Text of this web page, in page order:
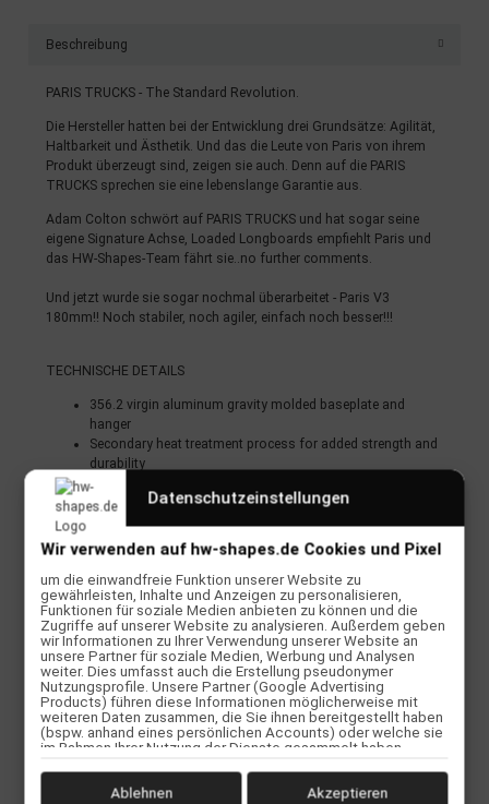
Beschreibung
PARIS TRUCKS - The Standard Revolution.
Die Hersteller hatten bei der Entwicklung drei Grundsätze: Agilität,
Haltbarkeit und Ästhetik. Und das die Leute von Paris von ihrem
Produkt überzeugt sind, zeigen sie auch. Denn auf die PARIS
TRUCKS sprechen sie eine lebenslange Garantie aus.
Adam Colton schwört auf PARIS TRUCKS und hat sogar seine
eigene Signature Achse, Loaded Longboards empfiehlt Paris und
das HW-Shapes-Team fährt sie..no further comments.
Und jetzt wurde sie sogar nochmal überarbeitet - Paris V3
180mm!! Noch stabiler, noch agiler, einfach noch besser!!!
TECHNISCHE DETAILS
356.2 virgin aluminum gravity molded baseplate and
hanger
Secondary heat treatment process for added strength and
durability
Faced Hangers
Branded Grade 8 steel axles and kingpins
6-hole baseplate drilled both new school and old school
Divine 90a Urethane bushing formula for ultimate rebound
and vibration dampening
*Adam Colton trucks are built with 86a Divine bushings
Available in multiple colorways
Guaranteed for Life!!!
Datenschutzeinstellungen
Wir verwenden auf hw-shapes.de Cookies und Pixel
um die einwandfreie Funktion unserer Website zu
gewährleisten, Inhalte und Anzeigen zu personalisieren,
Funktionen für soziale Medien anbieten zu können und die
Zugriffe auf unserer Website zu analysieren. Außerdem geben
wir Informationen zu Ihrer Verwendung unserer Website an
unsere Partner für soziale Medien, Werbung und Analysen
weiter. Dies umfasst auch die Erstellung pseudonymer
Nutzungsprofile. Unsere Partner (Google Advertising
Products) führen diese Informationen möglicherweise mit
weiteren Daten zusammen, die Sie ihnen bereitgestellt haben
(bspw. anhand eines persönlichen Accounts) oder welche sie
im Rahmen Ihrer Nutzung der Dienste gesammelt haben
Nutzung von Cookies und Pixeln können Sie jederzeit
widerrufen, indem Sie auf den Datenschutz-Button links unten
Ablehnen Akzeptieren